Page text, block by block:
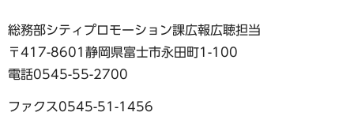
総務部シティプロモーション課広報広聴担当
〒417-8601静岡県富士市永田町1-100
電話0545-55-2700
ファクス0545-51-1456